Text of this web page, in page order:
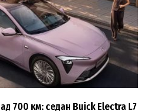
700 км: седан Buick Electra L7